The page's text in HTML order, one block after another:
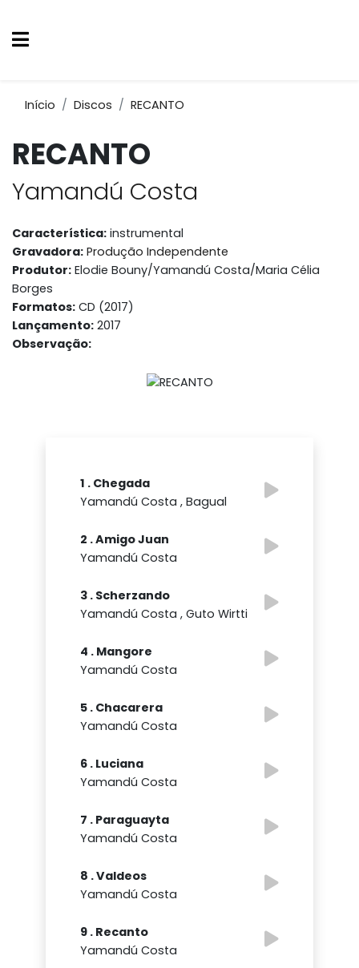
Início Discos RECANTO
RECANTO
Yamandú Costa
Característica: instrumental
Gravadora: Produção Independente
Produtor: Elodie Bouny/Yamandú Costa/Maria Célia
Borges
Formatos: CD (2017)
Lançamento: 2017
Observação:
1 . Chegada
Yamandú Costa , Bagual
2 . Amigo Juan
Yamandú Costa
3 . Scherzando
Yamandú Costa , Guto Wirtti
4 . Mangore
Yamandú Costa
5 . Chacarera
Yamandú Costa
6 . Luciana
Yamandú Costa
7 . Paraguayta
Yamandú Costa
8 . Valdeos
Yamandú Costa
9 . Recanto
Yamandú Costa